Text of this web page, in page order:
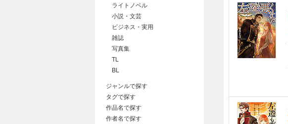
ライトノベル
小説・文芸
ビジネス・実用
雑誌
写真集
TL
BL
ジャンルで探す
タグで探す
作品名で探す
作者名で探す